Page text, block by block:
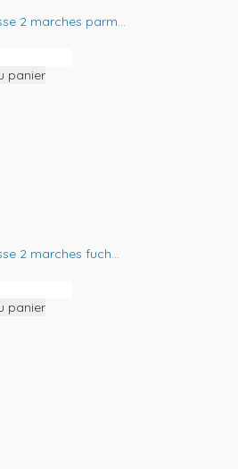
2 marches parm...
panier
2 marches fuch...
panier